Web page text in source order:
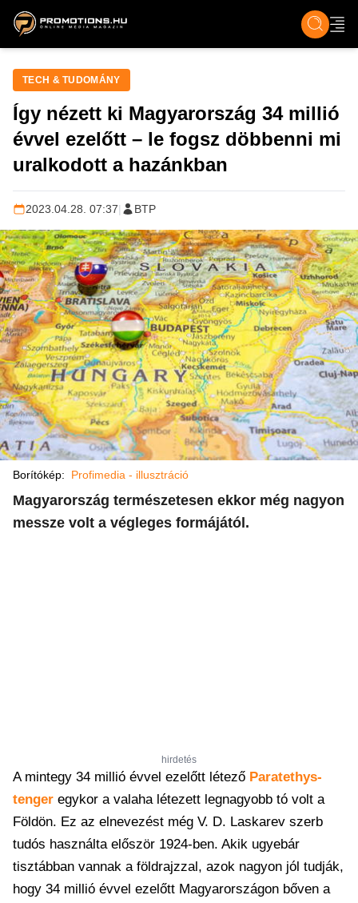
ZENE, FILM & KULT ÉLET TECH &
TECH & TUDOMÁNY
Így nézett ki Magyarország 34 millió
évvel ezelőtt – le fogsz döbbenni mi
uralkodott a hazánkban
2023.04.28. 07:37| BTP
Borítókép: Profimedia - illusztráció
Magyarország természetesen ekkor még nagyon
messze volt a végleges formájától.
hirdetés
A mintegy 34 millió évvel ezelőtt létező Paratethys-
tenger egykor a valaha létezett legnagyobb tó volt a
Földön. Ez az elnevezést még V. D. Laskarev szerb
tudós használta először 1924-ben. Akik ugyebár
tisztábban vannak a földrajzzal, azok nagyon jól tudják,
hogy 34 millió évvel ezelőtt Magyarországon bőven a